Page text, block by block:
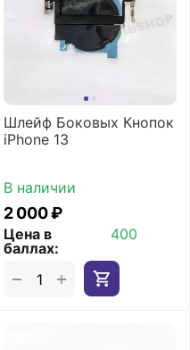
Шлейф Боковых Кнопок
iPhone 13
В наличии
2 000₽
Цена в
баллах:
400
+
−